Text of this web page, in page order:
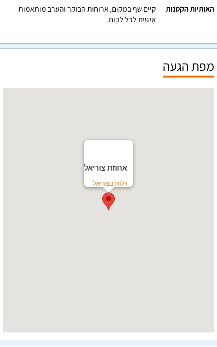
האותיות הקטנות
קיים שף במקום, ארוחות הבוקר והערב מותאמות
אישית לכל לקוח.
מפת הגעה
אחוזת צוריאל
וילות בצוריאל